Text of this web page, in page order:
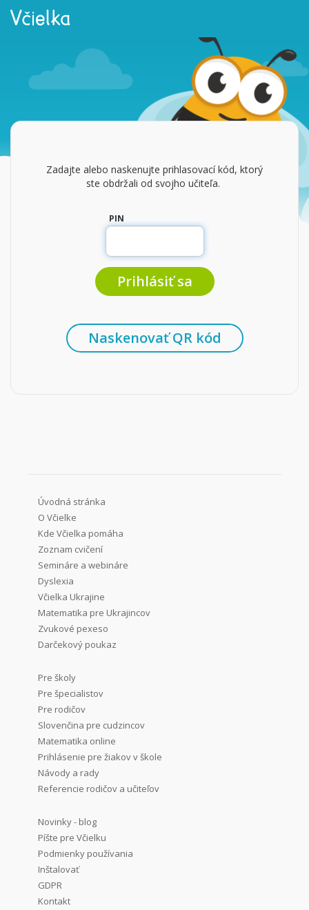
Zadajte alebo naskenujte prihlasovací kód, ktorý
ste obdržali od svojho učiteľa.
PIN
Naskenovať QR kód
Úvodná stránka
O Včielke
Kde Včielka pomáha
Zoznam cvičení
Semináre a webináre
Dyslexia
Včielka Ukrajine
Matematika pre Ukrajincov
Zvukové pexeso
Darčekový poukaz
Pre školy
Pre špecialistov
Pre rodičov
Slovenčina pre cudzincov
Matematika online
Prihlásenie pre žiakov v škole
Návody a rady
Referencie rodičov a učiteľov
Novinky - blog
Píšte pre Včielku
Podmienky používania
Inštalovať
GDPR
Kontakt